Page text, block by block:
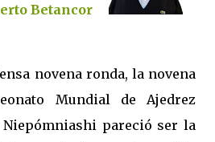
Betancor
novena ronda, la novena
Mundial de Ajedrez
pareció ser la